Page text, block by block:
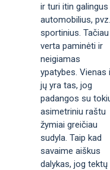
ir turi itin galingus
automobilius,
sportinius. Tačiau
verta paminėti ir
neigiamas
ypatybes. Vienas
jų yra tas, jog
padangos su
asimetriniu raštu
žymiai greičiau
sudyla. Taip kad
savaime aiškus
dalykas, jog tektų